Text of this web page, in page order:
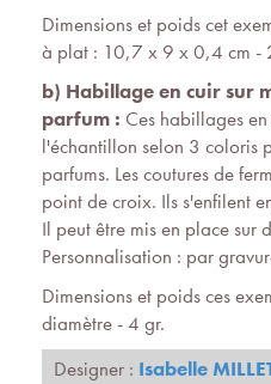
Dimensions et poids cet
à plat : 10,7 x 9 x 0,4 cm -
b) Habillage en cuir sur
parfum : Ces habillages
l'échantillon selon 3 coloris
parfums. Les coutures de
point de croix. Ils s'enfilent
Il peut être mis en place sur
Personnalisation : par
Dimensions et poids ces
diamètre - 4 gr.
Designer : Isabelle